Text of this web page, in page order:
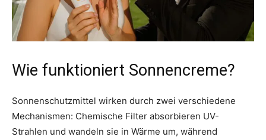
Wie funktioniert Sonnencreme?
Sonnenschutzmittel wirken durch zwei verschiedene
Mechanismen: Chemische Filter absorbieren UV-
Strahlen und wandeln sie in Wärme um, während